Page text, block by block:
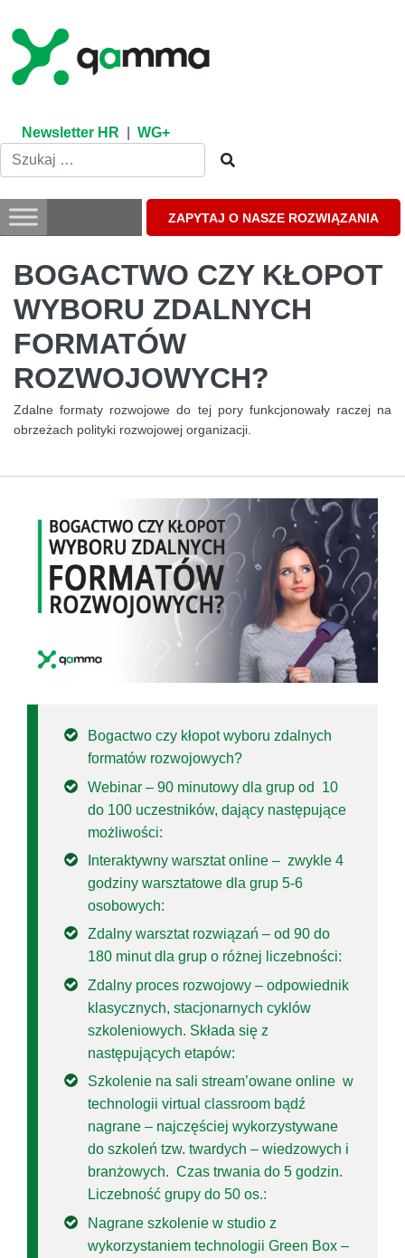
content
Newsletter HR WG+
ZAPYTAJ O NASZE ROZWIĄZANIA
BOGACTWO CZY KŁOPOT
WYBORU ZDALNYCH
FORMATÓW
ROZWOJOWYCH?
Zdalne formaty rozwojowe do tej pory funkcjonowały raczej na
obrzeżach polityki rozwojowej organizacji.
Bogactwo czy kłopot wyboru zdalnych
formatów rozwojowych?
Webinar – 90 minutowy dla grup od 10
do 100 uczestników, dający następujące
możliwości:
Interaktywny warsztat online – zwykle 4
godziny warsztatowe dla grup 5-6
osobowych:
Zdalny warsztat rozwiązań – od 90 do
180 minut dla grup o różnej liczebności:
Zdalny proces rozwojowy – odpowiednik
klasycznych, stacjonarnych cyklów
szkoleniowych. Składa się z
następujących etapów:
Szkolenie na sali stream’owane online w
technologii virtual classroom bądź
nagrane – najczęściej wykorzystywane
do szkoleń tzw. twardych – wiedzowych i
branżowych. Czas trwania do 5 godzin.
Liczebność grupy do 50 os.:
Nagrane szkolenie w studio z
wykorzystaniem technologii Green Box –